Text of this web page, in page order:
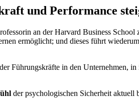
und Performance
an der Harvard Business
ermöglicht; und dieses führt
Führungskräfte in den Unternehmen,
der psychologischen Sicherheit aktuell